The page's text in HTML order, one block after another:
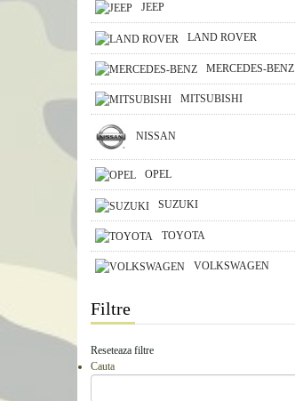
JEEP
LAND ROVER
MERCEDES-BENZ
MITSUBISHI
NISSAN
OPEL
SUZUKI
TOYOTA
VOLKSWAGEN
Filtre
Reseteaza filtre
Cauta